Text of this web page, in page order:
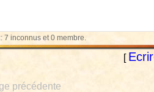
7 inconnus et 0 membre.
[
précédente